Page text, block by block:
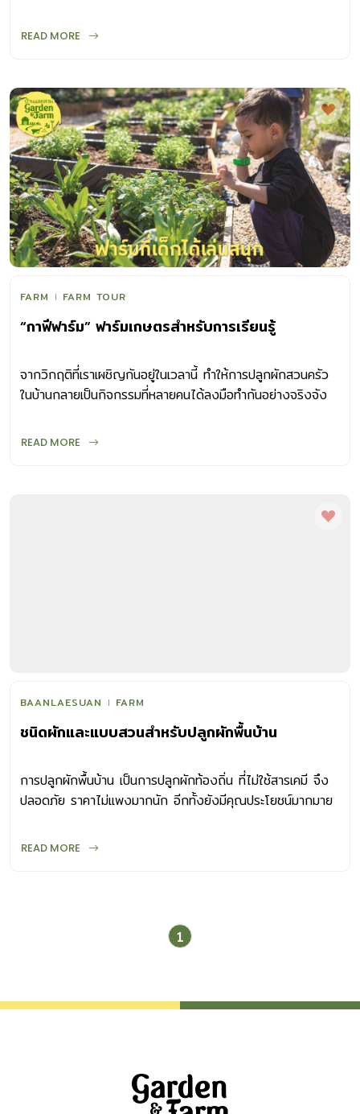
READ MORE
FARM FARM TOUR
“กาฟีฟาร์ม” ฟาร์มเกษตรสำหรับการเรียนรู้
จากวิกฤติที่เราเผชิญกันอยู่ในเวลานี้ ทำให้การปลูกผักสวนครัว
ในบ้านกลายเป็นกิจกรรมที่หลายคนได้ลงมือทำกันอย่างจริงจัง
เส้นยืดสาย พักสายตาจากการทำงานหน้าจอคอมพิวเตอร์ แถม
วันเปิดเทอม ลองมาทำสวนผักของคุณให้กลายเป็นสวนสนุกที่เด็ก
ถ้าเรียนจบก็อยากกลับมาทำอาชีพที่เกี่ยวข้อง โดยส่วนตัวเป็นคน
ชอบวิชาชีววิทยา จึงเลือกเรียนเอกส่งเสริมการเกษตร สาขา
วิทยาศาสตร์เกษตร คณะเกษตร มหาวิทยาลัยเกษตรศาสตร์
ทำให้ได้เรียนรู้เกี่ยวกับการทำเกษตรที่หลากหลาย ซึ่งเป็น
ประโยชน์ทั้งต่อตัวเองและสิ่งที่ตั้งใจทำ “หลังจากเรียนจบได้
เอกชนต่าง ๆ ตอนนั้นทำแปลงผักเพื่อสอน โดยผู้ปกครองเด็ก ๆ
READ MORE
BAANLAESUAN FARM
ชนิดผักและแบบสวนสำหรับปลูกผักพื้นบ้าน
การปลูกผักพื้นบ้าน เป็นการปลูกผักท้องถิ่น ที่ไม่ใช้สารเคมี จึง
ปลอดภัย ราคาไม่แพงมากนัก อีกทั้งยังมีคุณประโยชน์มากมาย
READ MORE
1